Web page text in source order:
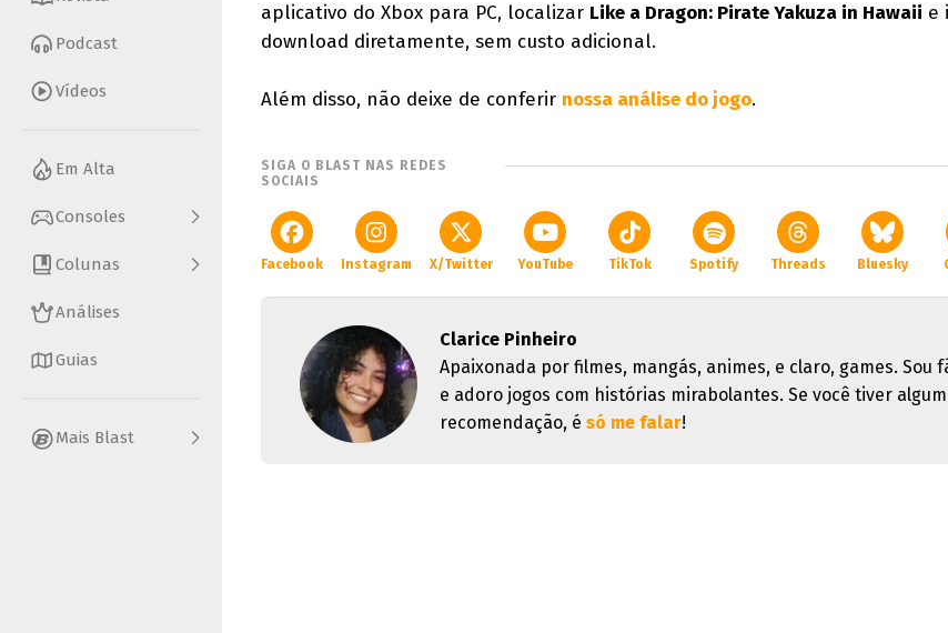
Podcast
Vídeos
Em Alta
Consoles
Colunas
Análises
Guias
Mais Blast
aplicativo do Xbox para PC, localizar Like a Dragon: Pirate Yakuza in Hawaii e
download diretamente, sem custo adicional.
Além disso, não deixe de conferir nossa análise do jogo.
SIGA O BLAST NAS REDES
SOCIAIS
Facebook Instagram X/Twitter YouTube TikTok Spotify Threads Bluesky
Clarice Pinheiro
Apaixonada por filmes, mangás, animes, e claro, games. Sou
e adoro jogos com histórias mirabolantes. Se você tiver
recomendação, é só me falar!